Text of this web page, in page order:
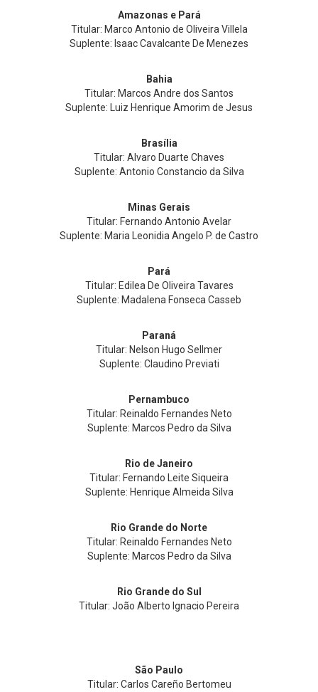
Amazonas e Pará
Titular: Marco Antonio de Oliveira Villela
Suplente: Isaac Cavalcante De Menezes
Bahia
Titular: Marcos Andre dos Santos
Suplente: Luiz Henrique Amorim de Jesus
Brasília
Titular: Alvaro Duarte Chaves
Suplente: Antonio Constancio da Silva
Minas Gerais
Titular: Fernando Antonio Avelar
Suplente: Maria Leonidia Angelo P. de Castro
Pará
Titular: Edilea De Oliveira Tavares
Suplente: Madalena Fonseca Casseb
Paraná
Titular: Nelson Hugo Sellmer
Suplente: Claudino Previati
Pernambuco
Titular: Reinaldo Fernandes Neto
Suplente: Marcos Pedro da Silva
Rio de Janeiro
Titular: Fernando Leite Siqueira
Suplente: Henrique Almeida Silva
Rio Grande do Norte
Titular: Reinaldo Fernandes Neto
Suplente: Marcos Pedro da Silva
Rio Grande do Sul
Titular: João Alberto Ignacio Pereira
São Paulo
Titular: Carlos Careño Bertomeu